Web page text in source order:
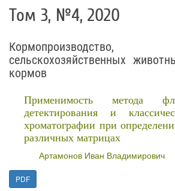
Том 3, №4, 2020
сельскохозяйственных
кормов
Применимость метода
детектирования и
хроматографии при
различных матрицах
Артамонов Иван Владимирович
PDF